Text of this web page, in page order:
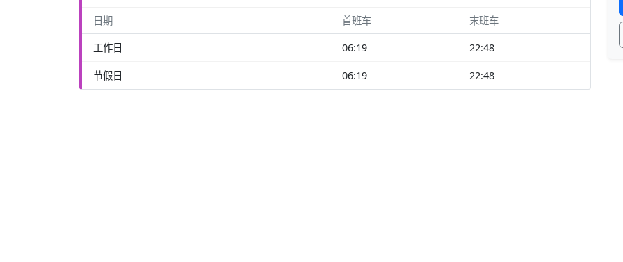
日期 首班车 末班车
工作日 06:19 22:48
节假日 06:19 22:48